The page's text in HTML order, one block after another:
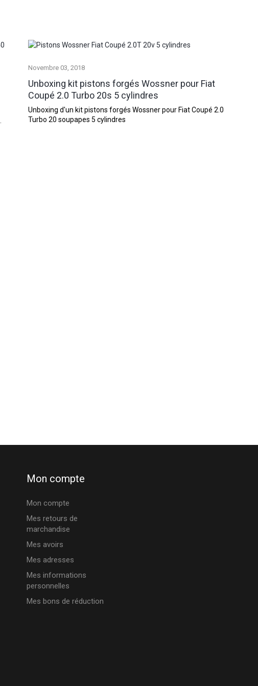
Novembre 03 2018
Unboxing kit pistons forgés Wossner pour Fiat
Coupé 2.0 Turbo 20s 5 cylindres
Unboxing d'un kit pistons forgés Wossner pour Fiat Coupé 2.0
Turbo 20 soupapes 5 cylindres
Mon compte
Mon compte
Mes retours de
marchandise
Mes avoirs
Mes adresses
Mes informations
personnelles
Mes bons de réduction